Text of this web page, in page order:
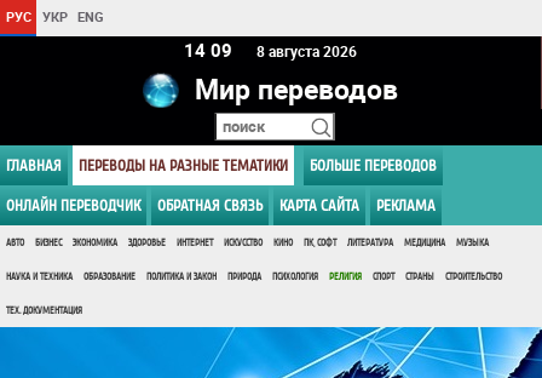
РУС УКР ENG
14:09 8 августа 2026
Мир переводов
ГЛАВНАЯ ПЕРЕВОДЫ НА РАЗНЫЕ ТЕМАТИКИ БОЛЬШЕ ПЕРЕВОДОВ
ОНЛАЙН ПЕРЕВОДЧИК ОБРАТНАЯ СВЯЗЬ КАРТА САЙТА РЕКЛАМА
АВТО БИЗНЕС ЭКОНОМИКА ЗДОРОВЬЕ ИНТЕРНЕТ ИСКУССТВО КИНО ПК, СОФТ ЛИТЕРАТУРА МЕДИЦИНА МУЗЫКА
НАУКА И ТЕХНИКА ОБРАЗОВАНИЕ ПОЛИТИКА И ЗАКОН ПРИРОДА ПСИХОЛОГИЯ РЕЛИГИЯ СПОРТ СТРАНЫ СТРОИТЕЛЬСТВО
ТЕХ. ДОКУМЕНТАЦИЯ